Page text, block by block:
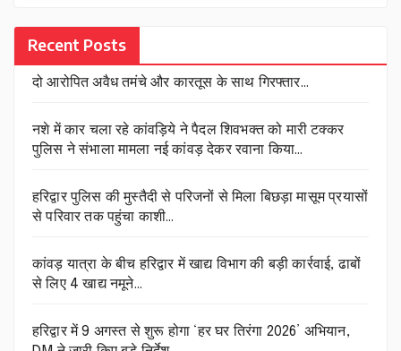
Recent Posts
दो आरोपित अवैध तमंचे और कारतूस के साथ गिरफ्तार…
नशे में कार चला रहे कांवड़िये ने पैदल शिवभक्त को मारी टक्कर
पुलिस ने संभाला मामला नई कांवड़ देकर रवाना किया…
हरिद्वार पुलिस की मुस्तैदी से परिजनों से मिला बिछड़ा मासूम प्रयासों
से परिवार तक पहुंचा काशी…
कांवड़ यात्रा के बीच हरिद्वार में खाद्य विभाग की बड़ी कार्रवाई, ढाबों
से लिए 4 खाद्य नमूने…
हरिद्वार में 9 अगस्त से शुरू होगा ‘हर घर तिरंगा 2026’ अभियान,